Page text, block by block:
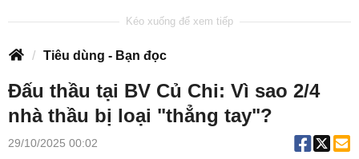
Tiêu dùng - Bạn đọc
Đấu thầu tại BV Củ Chi: Vì sao 2/4
nhà thầu bị loại "thẳng tay"?
29/10/2025 00:02